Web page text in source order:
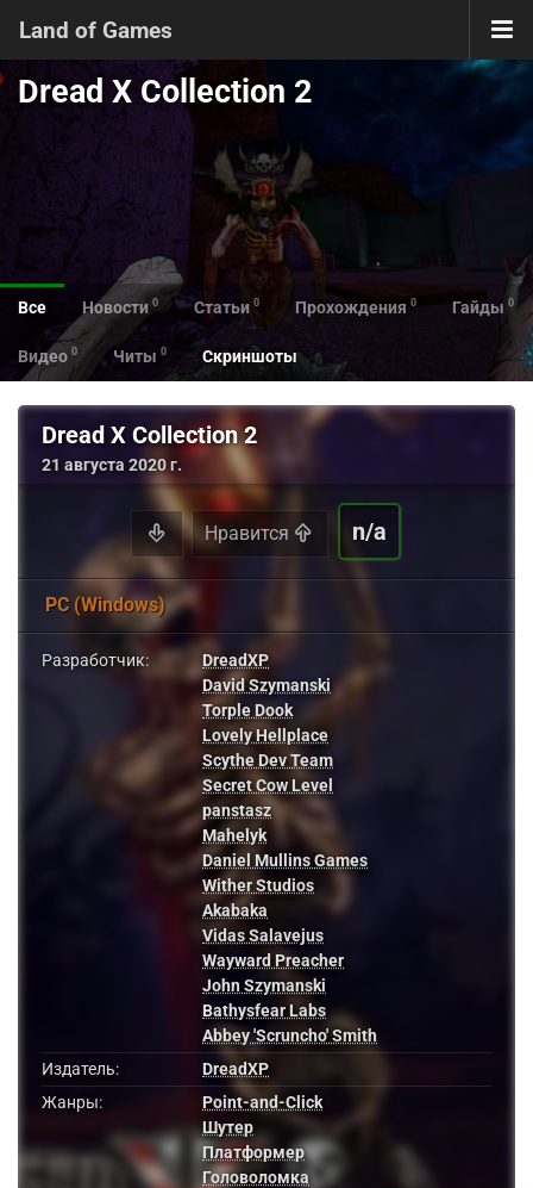
Land of Games
Dread X Collection 2
Все Новости 0 Статьи 0 Прохождения 0 Гайды 0
Видео 0 Читы 0 Скриншоты
Dread X Collection 2
21 августа 2020 г.
Нравится n/a
PC (Windows)
Разработчик:
DreadXP
David Szymanski
Torple Dook
Lovely Hellplace
Scythe Dev Team
Secret Cow Level
panstasz
Mahelyk
Daniel Mullins Games
Wither Studios
Akabaka
Vidas Salavejus
Wayward Preacher
John Szymanski
Bathysfear Labs
Abbey 'Scruncho' Smith
Издатель:
DreadXP
Жанры:
Point-and-Click
Шутер
Платформер
Головоломка